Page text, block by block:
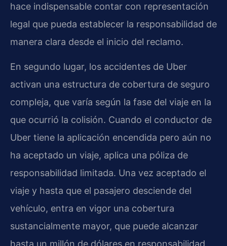
hace indispensable contar con representación
legal que pueda establecer la responsabilidad de
manera clara desde el inicio del reclamo.
En segundo lugar, los accidentes de Uber
activan una estructura de cobertura de seguro
compleja, que varía según la fase del viaje en la
que ocurrió la colisión. Cuando el conductor de
Uber tiene la aplicación encendida pero aún no
ha aceptado un viaje, aplica una póliza de
responsabilidad limitada. Una vez aceptado el
viaje y hasta que el pasajero desciende del
vehículo, entra en vigor una cobertura
sustancialmente mayor, que puede alcanzar